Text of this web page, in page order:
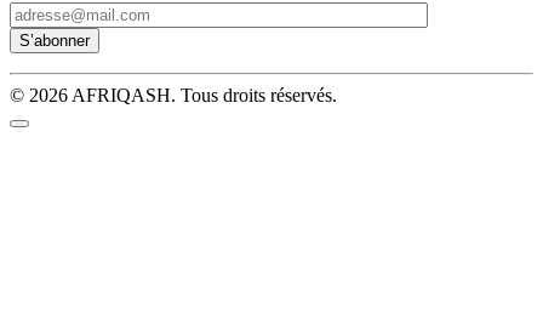
© 2026 AFRIQASH. Tous droits réservés.